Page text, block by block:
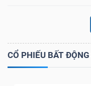
CỔ PHIẾU BẤT ĐỘNG